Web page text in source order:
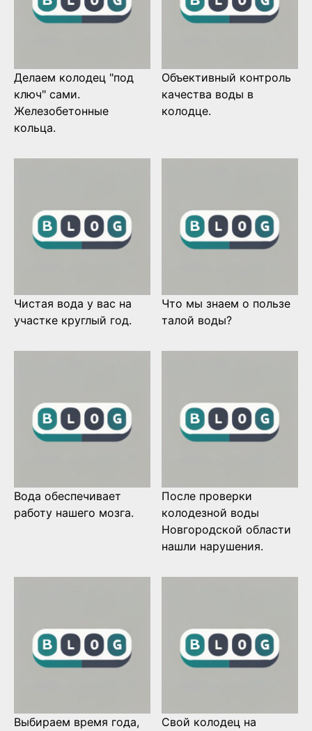
Делаем колодец "под
ключ" сами.
Железобетонные
кольца.
Объективный контроль
качества воды в
колодце.
Чистая вода у вас на
участке круглый год.
Что мы знаем о пользе
талой воды?
Вода обеспечивает
работу нашего мозга.
После проверки
колодезной воды
Новгородской области
нашли нарушения.
Выбираем время года,
Свой колодец на